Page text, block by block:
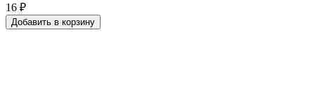
16 ₽
Добавить в корзину